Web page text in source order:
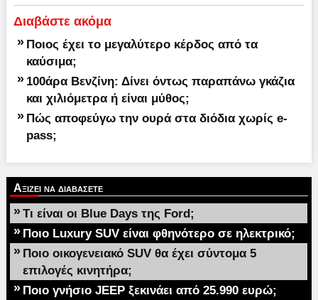
Διαβάστε ακόμα
» Ποιος έχει το μεγαλύτερο κέρδος από τα
καύσιμα;
» 100άρα Βενζίνη: Δίνει όντως παραπάνω γκάζια
και χιλιόμετρα ή είναι μύθος;
» Πώς αποφεύγω την ουρά στα διόδια χωρίς e-
pass;
Αξιζει να διαβασετε
» Τι είναι οι Blue Days της Ford;
» Ποιο Luxury SUV είναι φθηνότερο σε ηλεκτρικό;
» Ποιο οικογενειακό SUV θα έχει σύντομα 5
επιλογές κινητήρα;
» Ποιο γνήσιο JEEP ξεκινάει από 25.990 ευρώ;